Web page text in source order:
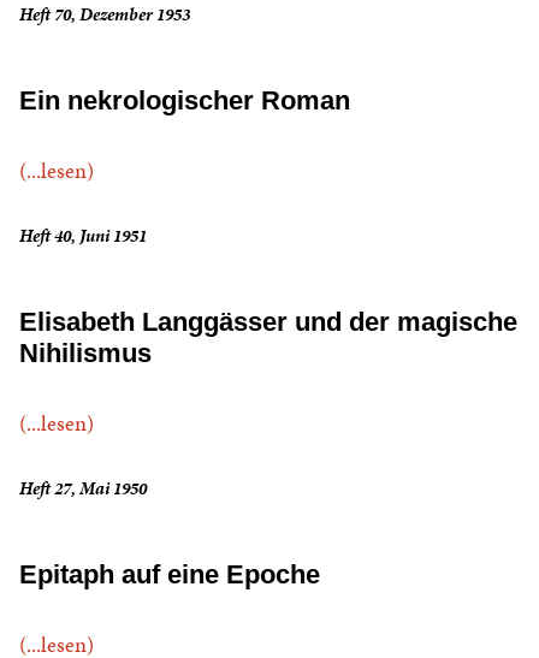
Heft 70, Dezember 1953
Ein nekrologischer Roman
(...lesen)
Heft 40, Juni 1951
Elisabeth Langgässer und der magische
Nihilismus
(...lesen)
Heft 27, Mai 1950
Epitaph auf eine Epoche
(...lesen)